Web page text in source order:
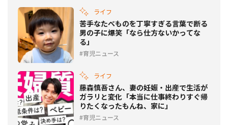
ライフ
苦手なたべものを丁寧すぎる言葉で断る
男の子に爆笑「なら仕方ないかってな
る」
育児ニュース
ライフ
藤森慎吾さん、妻の妊娠・出産で生活が
ガラリと変化「本当に仕事終わりすぐ帰
りたくなったもんね、家に」
育児ニュース